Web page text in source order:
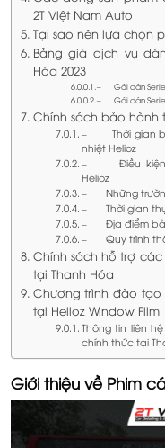
2T Việt Nam Auto
Tại sao nên lựa chọn
Bảng giá dịch vụ
Hóa 2023
– Gói dán
– Gói dán
Chính sách bảo hành
– Thời gian
nhiệt Helioz
– Điều kiện
Helioz
– Những
– Thời gian
– Địa điểm bảo
– Quy trình
Chính sách hỗ trợ
tại Thanh Hóa
Chương trình đào
tại Helioz Window Film
Thông tin liên
chính thức tại
Giới thiệu về Phim